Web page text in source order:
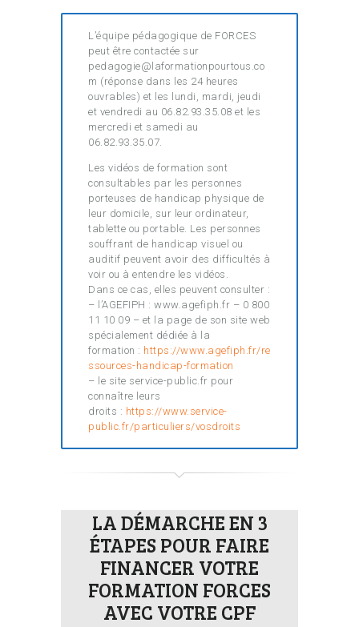
L’équipe pédagogique de FORCES
peut être contactée sur
pedagogie@laformationpourtous.co
m (réponse dans les 24 heures
ouvrables) et les lundi, mardi, jeudi
et vendredi au 06.82.93.35.08 et les
mercredi et samedi au
06.82.93.35.07.
Les vidéos de formation sont
consultables par les personnes
porteuses de handicap physique de
leur domicile, sur leur ordinateur,
tablette ou portable. Les personnes
souffrant de handicap visuel ou
auditif peuvent avoir des difficultés à
voir ou à entendre les vidéos.
Dans ce cas, elles peuvent consulter :
– l’AGEFIPH : www.agefiph.fr – 0 800
11 10 09 – et la page de son site web
spécialement dédiée à la
formation : https://www.agefiph.fr/re
ssources-handicap-formation
– le site service-public.fr pour
connaître leurs
droits : https://www.service-
public.fr/particuliers/vosdroits
LA DÉMARCHE EN 3
ÉTAPES POUR FAIRE
FINANCER VOTRE
FORMATION FORCES
AVEC VOTRE CPF